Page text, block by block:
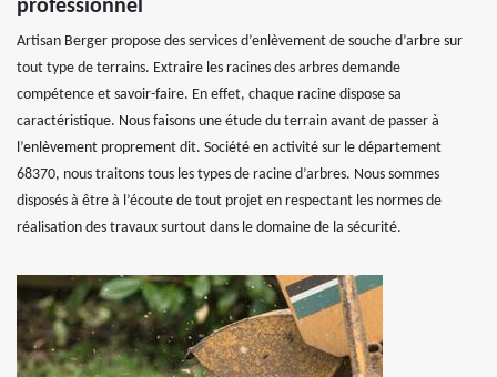
professionnel
Artisan Berger propose des services d’enlèvement de souche d’arbre sur
tout type de terrains. Extraire les racines des arbres demande
compétence et savoir-faire. En effet, chaque racine dispose sa
caractéristique. Nous faisons une étude du terrain avant de passer à
l’enlèvement proprement dit. Société en activité sur le département
68370, nous traitons tous les types de racine d’arbres. Nous sommes
disposés à être à l’écoute de tout projet en respectant les normes de
réalisation des travaux surtout dans le domaine de la sécurité.